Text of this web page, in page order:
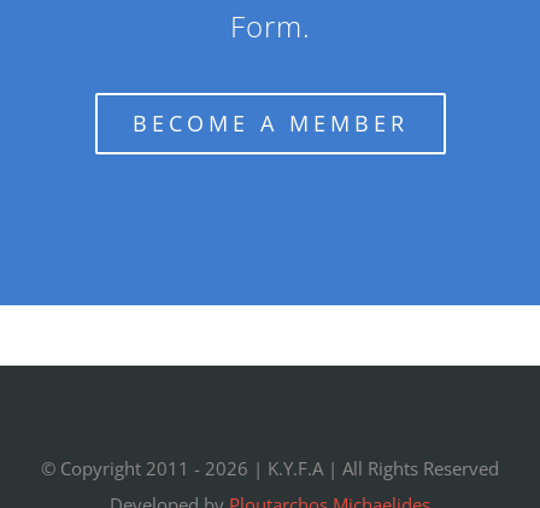
Form.
BECOME A MEMBER
© Copyright 2011 - 2026 | K.Y.F.A| All Rights Reserved